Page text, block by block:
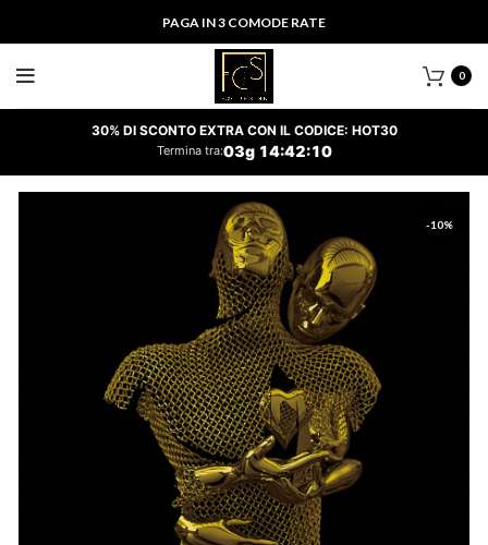
PAGA IN 3 COMODE RATE
0
30% DI SCONTO EXTRA CON IL CODICE: HOT30
Termina tra:03g 14:42:10
-10%